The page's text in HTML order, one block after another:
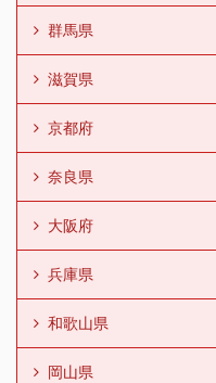
群馬県
滋賀県
京都府
奈良県
大阪府
兵庫県
和歌山県
岡山県